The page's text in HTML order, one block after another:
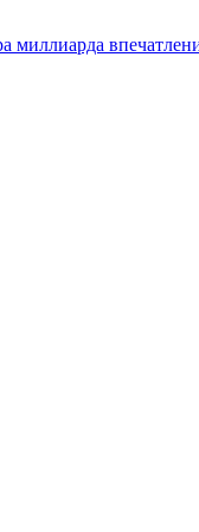
миллиарда